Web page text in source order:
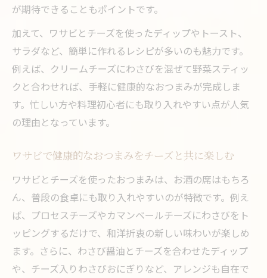
が期待できることもポイントです。
加えて、ワサビとチーズを使ったディップやトースト、
サラダなど、簡単に作れるレシピが多いのも魅力です。
例えば、クリームチーズにわさびを混ぜて野菜スティッ
クと合わせれば、手軽に健康的なおつまみが完成しま
す。忙しい方や料理初心者にも取り入れやすい点が人気
の理由となっています。
ワサビで健康的なおつまみをチーズと共に楽しむ
ワサビとチーズを使ったおつまみは、お酒の席はもちろ
ん、普段の食卓にも取り入れやすいのが特徴です。例え
ば、プロセスチーズやカマンベールチーズにわさびをト
ッピングするだけで、和洋折衷の新しい味わいが楽しめ
ます。さらに、わさび醤油とチーズを合わせたディップ
や、チーズ入りわさびおにぎりなど、アレンジも自在で